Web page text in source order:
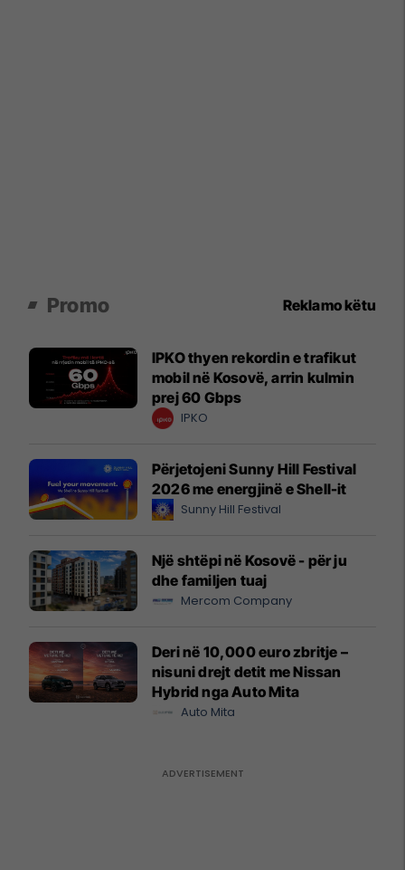
Promo Reklamo këtu
IPKO thyen rekordin e trafikut
mobil në Kosovë, arrin kulmin
prej 60 Gbps
IPKO
Përjetojeni Sunny Hill Festival
2026 me energjinë e Shell-it
Sunny Hill Festival
Një shtëpi në Kosovë - për ju
dhe familjen tuaj
Mercom Company
Deri në 10,000 euro zbritje –
nisuni drejt detit me Nissan
Hybrid nga Auto Mita
Auto Mita